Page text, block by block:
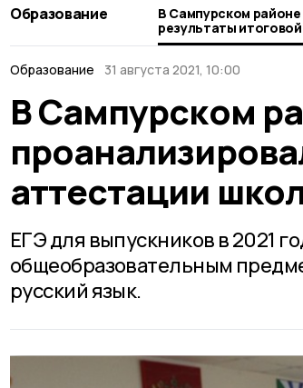
Образование
В Сампурском
результаты
школьников
Образование 31 августа 2021, 10:00
В Сампурском
аттестации
ЕГЭ для выпускников в 2021
общеобразовательным
русский язык.